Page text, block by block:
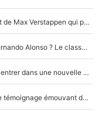
F1 - Une légende de McLaren refuse le transfert de Max Verstappen qui pourrait «faire des vagues» et plomber l'ambiance dans l'équipe
Max Verstappen, Lewis Hamilton… et bientôt Fernando Alonso ? Le classement des pilotes les mieux payés en Formule 1 risque de changer !
F1 - Alpine signe un accord «impensable» et va entrer dans une nouvelle dimension : Grande nouvelle pour Pierre Gasly !
F1 : « Je lui ai fait un câlin, puis j’ai dû partir...», le témoignage émouvant de Max Verstappen sur sa fille